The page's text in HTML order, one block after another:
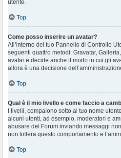
utente.
Top
Come posso inserire un avatar?
All’interno del tuo Pannello di Controllo
seguenti quattro metodi: Gravatar,
avatar e decide anche il modo in cui gli
allora è una decisione
Top
Qual è il mio livello e come faccio a
I livelli, compaiono sotto al tuo nome
alcuni utenti, ad esempio, moderatori e
abusare del Forum inviando messaggi
non tollera questo comportamento e
Top